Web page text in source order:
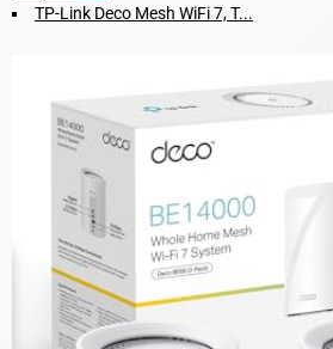
TP-Link Deco Mesh WiFi 7, T...